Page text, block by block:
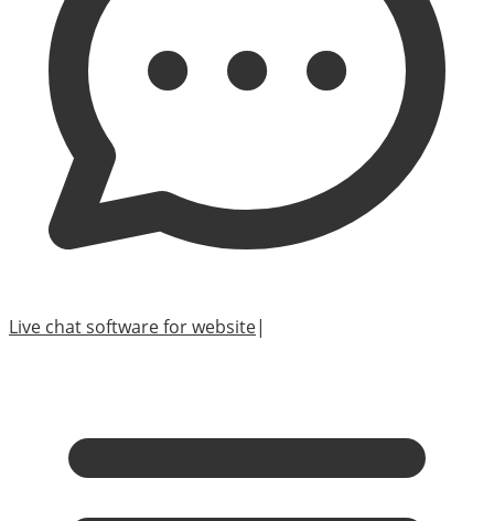
Live chat software for website|